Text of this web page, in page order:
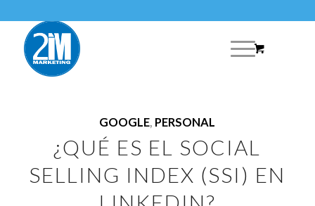
GOOGLE, PERSONAL
¿QUÉ ES EL SOCIAL
SELLING INDEX (SSI) EN